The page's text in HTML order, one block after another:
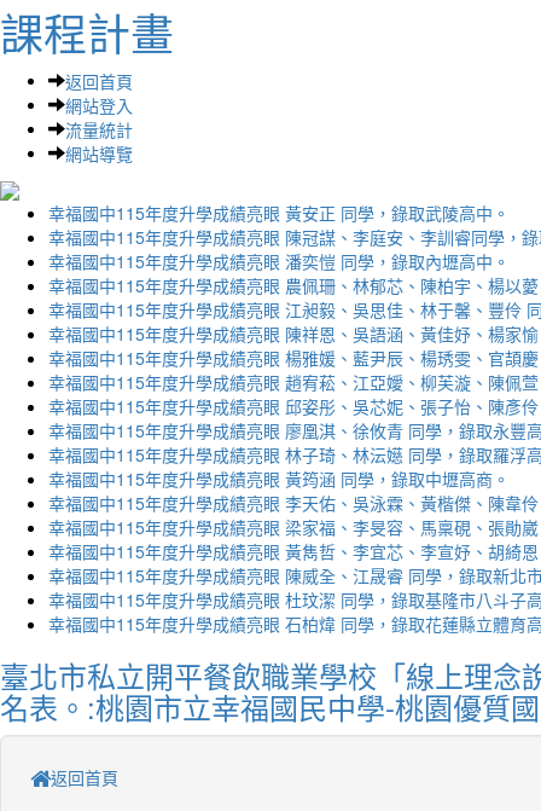
課程計畫
返回首頁
網站登入
流量統計
網站導覽
幸福國中115年度升學成績亮眼 黃安正 同學，錄取武陵高中。
幸福國中115年度升學成績亮眼 陳冠謀、李庭安、李訓睿同學，
幸福國中115年度升學成績亮眼 潘奕愷 同學，錄取內壢高中。
幸福國中115年度升學成績亮眼 農佩珊、林郁芯、陳柏宇、楊以
幸福國中115年度升學成績亮眼 江昶毅、吳思佳、林于馨、豐伶
幸福國中115年度升學成績亮眼 陳祥恩、吳語涵、黃佳妤、楊家
幸福國中115年度升學成績亮眼 楊雅媛、藍尹辰、楊琇雯、官頡
幸福國中115年度升學成績亮眼 趙宥菘、江亞嬡、柳芙漩、陳佩
幸福國中115年度升學成績亮眼 邱姿彤、吳芯妮、張子怡、陳彥
幸福國中115年度升學成績亮眼 廖凰淇、徐攸青 同學，錄取永豐
幸福國中115年度升學成績亮眼 林子琦、林沄嬨 同學，錄取羅浮
幸福國中115年度升學成績亮眼 黃筠涵 同學，錄取中壢高商。
幸福國中115年度升學成績亮眼 李天佑、吳泳霖、黃楷傑、陳韋
幸福國中115年度升學成績亮眼 梁家福、李旻容、馬稟硯、張勛
幸福國中115年度升學成績亮眼 黃雋哲、李宜芯、李宣妤、胡綺
幸福國中115年度升學成績亮眼 陳威全、江晟睿 同學，錄取新北
幸福國中115年度升學成績亮眼 杜玟潔 同學，錄取基隆市八斗子
幸福國中115年度升學成績亮眼 石柏煒 同學，錄取花蓮縣立體育
臺北市私立開平餐飲職業學校「線上理念
名表。:桃園市立幸福國民中學-桃園優質
返回首頁